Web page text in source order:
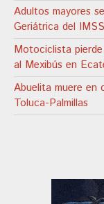
Adultos mayores
Geriátrica del
Motociclista
al Mexibús en
Abuelita muere en
Toluca-Palmillas